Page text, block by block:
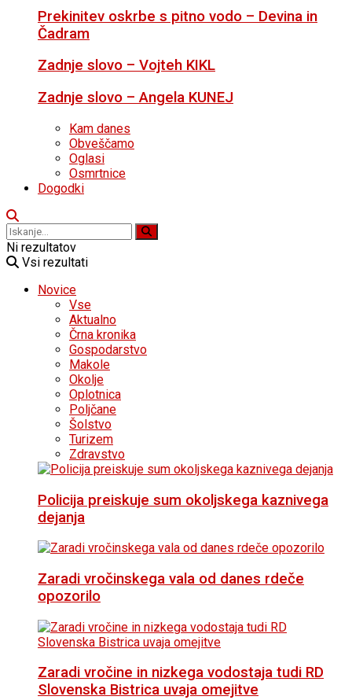
Prekinitev oskrbe s pitno vodo – Devina in
Čadram
Zadnje slovo – Vojteh KIKL
Zadnje slovo – Angela KUNEJ
Kam danes
Obveščamo
Oglasi
Osmrtnice
Dogodki
Ni rezultatov
Vsi rezultati
Novice
Vse
Aktualno
Črna kronika
Gospodarstvo
Makole
Okolje
Oplotnica
Poljčane
Šolstvo
Turizem
Zdravstvo
Policija preiskuje sum okoljskega kaznivega
dejanja
Zaradi vročinskega vala od danes rdeče
opozorilo
Zaradi vročine in nizkega vodostaja tudi RD
Slovenska Bistrica uvaja omejitve